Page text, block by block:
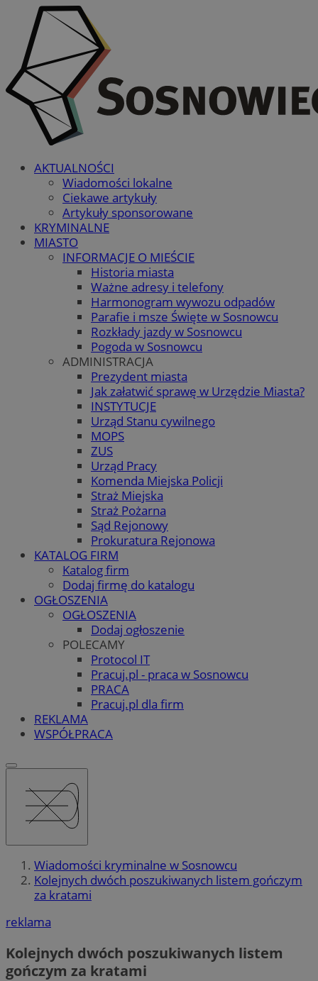
AKTUALNOŚCI
Wiadomości lokalne
Ciekawe artykuły
Artykuły sponsorowane
KRYMINALNE
MIASTO
INFORMACJE O MIEŚCIE
Historia miasta
Ważne adresy i telefony
Harmonogram wywozu odpadów
Parafie i msze Święte w Sosnowcu
Rozkłady jazdy w Sosnowcu
Pogoda w Sosnowcu
ADMINISTRACJA
Prezydent miasta
Jak załatwić sprawę w Urzędzie Miasta?
INSTYTUCJE
Urząd Stanu cywilnego
MOPS
ZUS
Urząd Pracy
Komenda Miejska Policji
Straż Miejska
Straż Pożarna
Sąd Rejonowy
Prokuratura Rejonowa
KATALOG FIRM
Katalog firm
Dodaj firmę do katalogu
OGŁOSZENIA
OGŁOSZENIA
Dodaj ogłoszenie
POLECAMY
Protocol IT
Pracuj.pl - praca w Sosnowcu
PRACA
Pracuj.pl dla firm
REKLAMA
WSPÓŁPRACA
Wiadomości kryminalne w Sosnowcu
Kolejnych dwóch poszukiwanych listem gończym
za kratami
reklama
Kolejnych dwóch poszukiwanych listem
gończym za kratami